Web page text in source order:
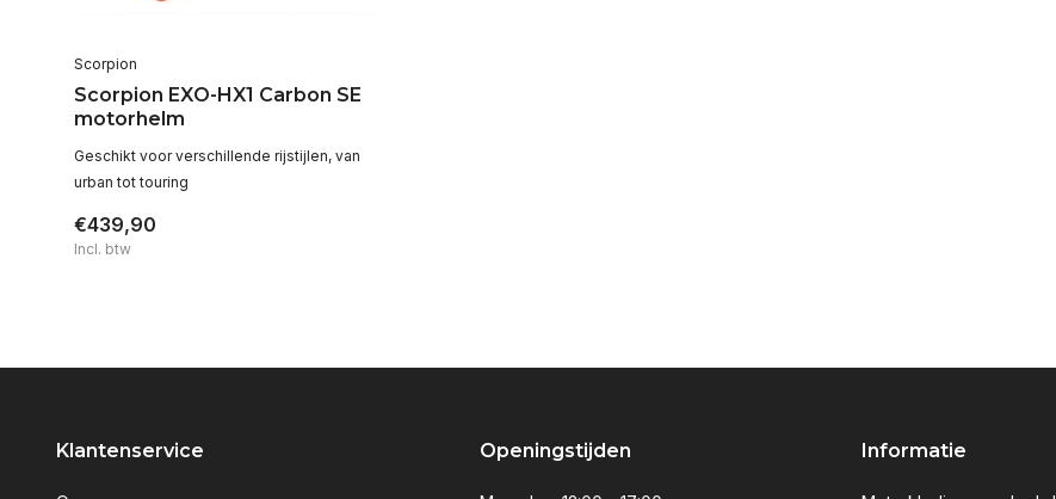
Scorpion
Scorpion EXO-HX1 Carbon SE
motorhelm
Geschikt voor verschillende rijstijlen, van
urban tot touring
€439,90
Incl. btw
Klantenservice Openingstijden Informatie